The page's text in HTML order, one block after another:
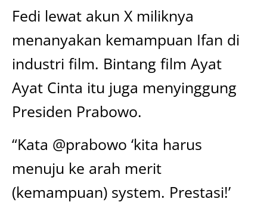
Fedi lewat akun X miliknya
menanyakan kemampuan Ifan di
industri film. Bintang film Ayat
Ayat Cinta itu juga menyinggung
Presiden Prabowo.
“Kata @prabowo ‘kita harus
menuju ke arah merit
(kemampuan) system. Prestasi!’